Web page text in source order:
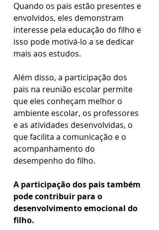
Quando os pais estão presentes e
envolvidos, eles demonstram
interesse pela educação do filho e
isso pode motivá-lo a se dedicar
mais aos estudos.
Além disso, a participação dos
pais na reunião escolar permite
que eles conheçam melhor o
ambiente escolar, os professores
e as atividades desenvolvidas, o
que facilita a comunicação e o
acompanhamento do
desempenho do filho.
A participação dos pais também
pode contribuir para o
desenvolvimento emocional do
filho.